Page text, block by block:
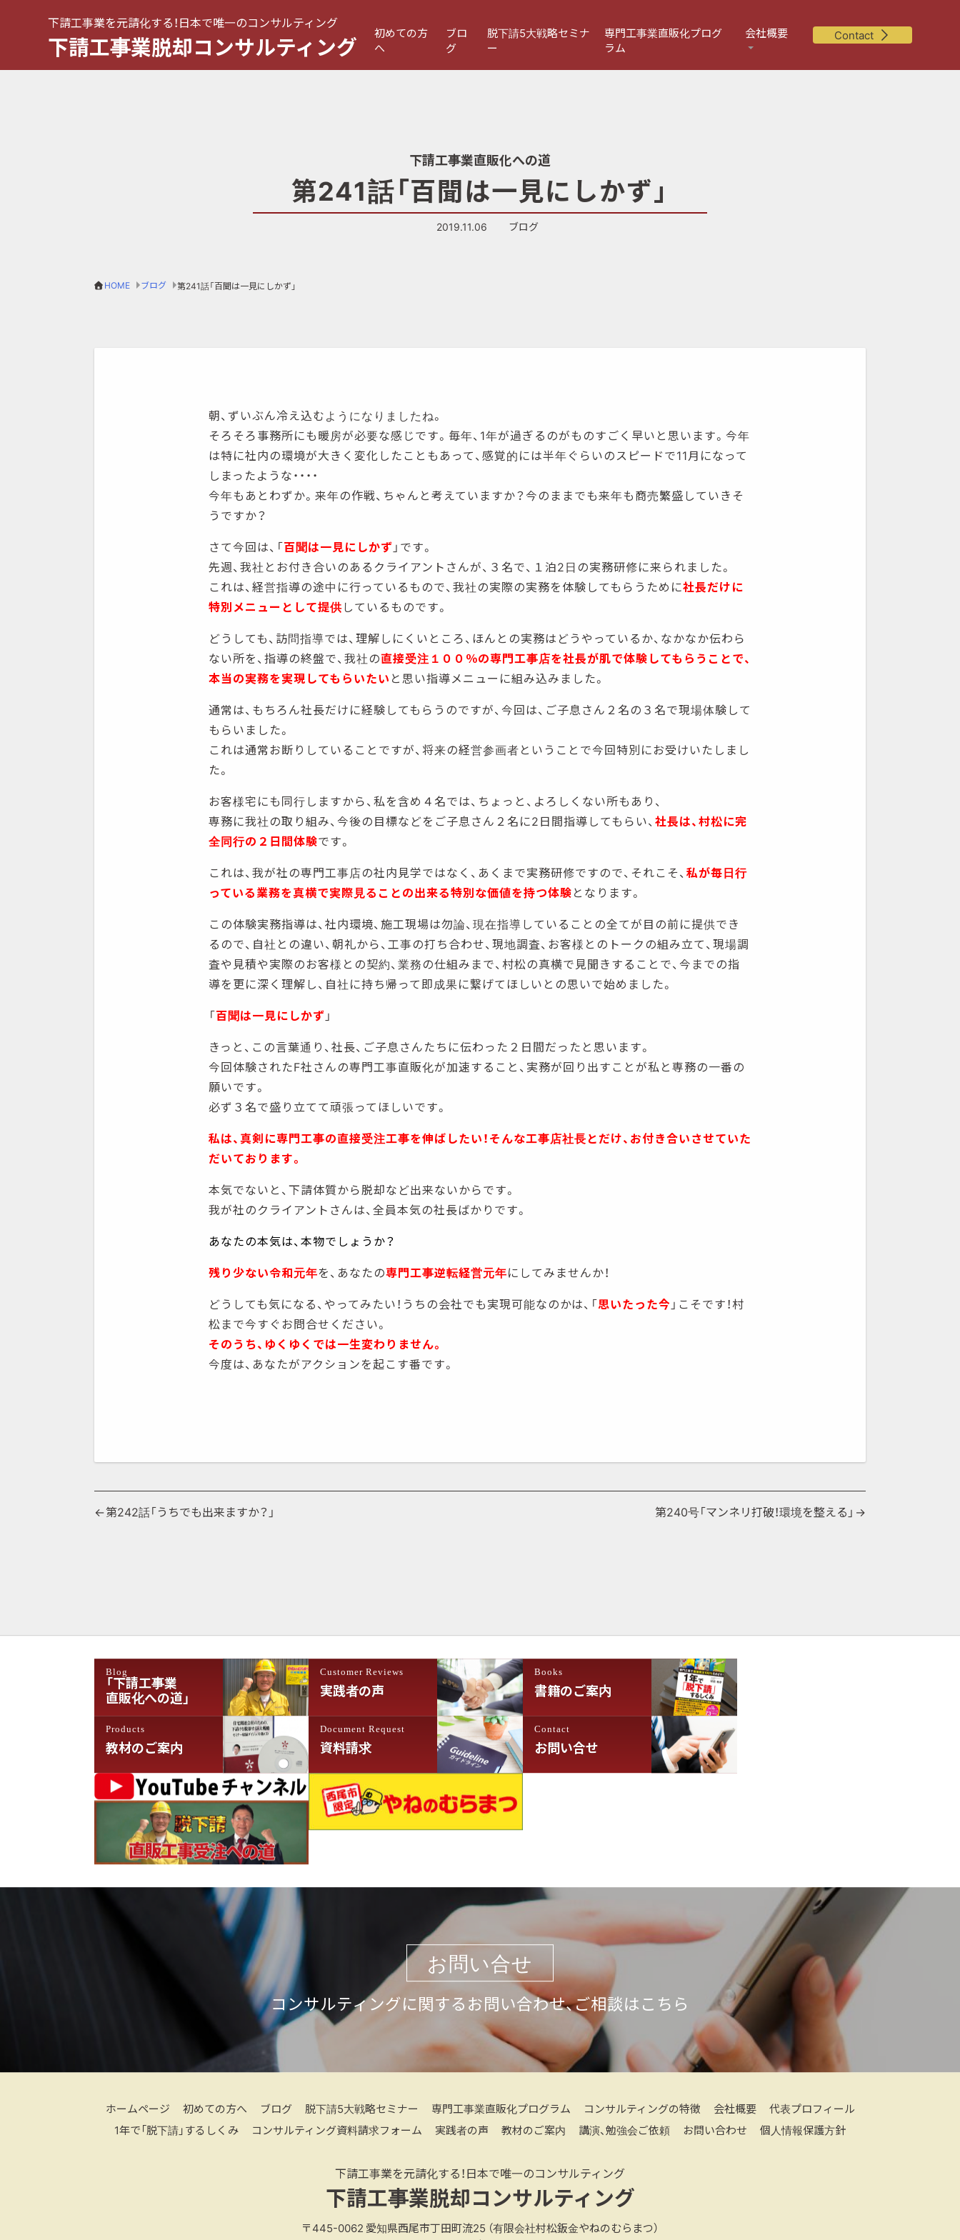
下請工事業を元請化する！日本で唯一のコンサルティング
下請工事業脱却コンサルティング
初めての方
へ
ブロ
グ
脱下請5大戦略セミナ
ー
専門工事業直販化プログ
ラム
会社概要 Contact
下請工事業直販化への道
第241話「百聞は一見にしかず」
2019.11.06 ブログ
HOME ブログ 第241話「百聞は一見にしかず」
朝、ずいぶん冷え込むようになりましたね。
そろそろ事務所にも暖房が必要な感じです。毎年、1年が過ぎるのがものすごく早いと思います。今年
は特に社内の環境が大きく変化したこともあって、感覚的には半年ぐらいのスピードで11月になって
しまったような・・・・
今年もあとわずか。来年の作戦、ちゃんと考えていますか？今のままでも来年も商売繁盛していきそ
うですか？
さて今回は、「百聞は一見にしかず 」です。
先週、我社とお付き合いのあるクライアントさんが、３名で、１泊2日の実務研修に来られました。
これは、経営指導の途中に行っているもので、我社の実際の実務を体験してもらうために社長だけに
特別メニューとして提供しているものです。
どうしても、訪問指導では、理解しにくいところ、ほんとの実務はどうやっているか、なかなか伝わら
ない所を、指導の終盤で、我社の直接受注１００％の専門工事店を社長が肌で体験してもらうことで、
本当の実務を実現してもらいたい と思い指導メニューに組み込みました。
通常は、もちろん社長だけに経験してもらうのですが、今回は、ご子息さん２名の３名で現場体験して
もらいました。
これは通常お断りしていることですが、将来の経営参画者ということで今回特別にお受けいたしまし
た。
お客様宅にも同行しますから、私を含め４名では、ちょっと、よろしくない所もあり、
専務に我社の取り組み、今後の目標などをご子息さん２名に2日間指導してもらい、 社長は、村松に完
全同行の２日間体験です。
これは、我が社の専門工事店の社内見学ではなく、あくまで実務研修ですので、それこそ、 私が毎日行
っている業務を真横で実際見ることの出来る特別な価値を持つ体験となります。
この体験実務指導は、社内環境、施工現場は勿論、現在指導していることの全てが目の前に提供でき
るので、自社との違い、朝礼から、工事の打ち合わせ、現地調査、お客様とのトークの組み立て、現場調
査や見積や実際のお客様との契約、業務の仕組みまで、村松の真横で見聞きすることで、今までの指
導を更に深く理解し、自社に持ち帰って即成果に繋げてほしいとの思いで始めました。
「百聞は一見にしかず 」
きっと、この言葉通り、社長、ご子息さんたちに伝わった２日間だったと思います。
今回体験されたF社さんの専門工事直販化が加速すること、実務が回り出すことが私と専務の一番の
願いです。
必ず３名で盛り立てて頑張ってほしいです。
私は、真剣に専門工事の直接受注工事を伸ばしたい！そんな工事店社長とだけ、お付き合いさせていた
だいております。
本気でないと、下請体質から脱却など出来ないからです。
我が社のクライアントさんは、全員本気の社長ばかりです。
あなたの本気は、本物でしょうか？
残り少ない令和元年を、あなたの専門工事逆転経営元年にしてみませんか！
どうしても気になる、やってみたい！うちの会社でも実現可能なのかは、「思いたった今 」こそです！村
松まで今すぐお問合せください。
そのうち、ゆくゆくでは一生変わりません。
今度は、あなたがアクションを起こす番です。
投
ー
シ
ョ
ン
第240号「マンネリ打破！環境を整える」
第242話「うちでも出来ますか？」
Blog
「下請工事業
直販化への道」
Customer Reviews
実践者の声
Books
書籍のご案内
Products
教材のご案内
Document Request
資料請求
Contact
お問い合せ
お問い合せ
コンサルティングに関するお問い合わせ、ご相談はこちら
ホームページ 初めての方へ ブログ 脱下請5大戦略セミナー 専門工事業直販化プログラム コンサルティングの特徴 会社概要
代表プロフィール
1年で「脱下請」するしくみ
コンサルティング資料請求フォーム 実践者の声 教材のご案内 講演、勉強会ご依頼 お問い合わせ 個人情報保護方針
下請工事業を元請化する！日本で唯一のコンサルティング
下請工事業脱却コンサルティング
〒445-0062 愛知県西尾市丁田町流25 （有限会社村松鈑金やねのむらまつ）